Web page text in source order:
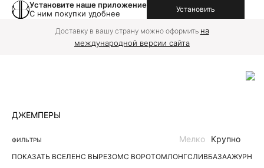
Установите наше приложение
С ним покупки удобнее
Установить
Доставку в вашу страну можно оформить на
международной версии сайта
ДЖЕМПЕРЫ
ФИЛЬТРЫ
ПОКАЗАТЬ ВСЕЛЕНС ВЫРЕЗОМС ВОРОТОМЛОНГСЛИВБАЗААЖУРНЫЕ
Мелко Крупно